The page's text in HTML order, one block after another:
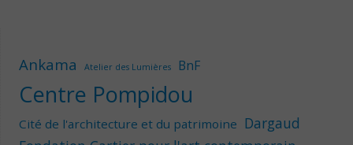
Ankama Atelier des Lumières BnF
Centre Pompidou
Cité de l'architecture et du patrimoine Dargaud